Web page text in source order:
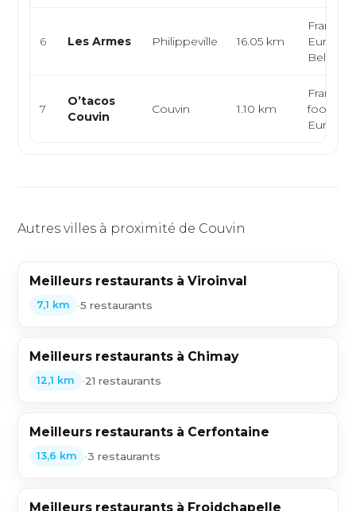
6 Les Armes Philippeville 16.05 km
Belge
7
O’tacos
Couvin
Couvin 1.10 km
food,
Autres villes à proximité de Couvin
Meilleurs restaurants à Viroinval
7,1 km •5 restaurants
Meilleurs restaurants à Chimay
12,1 km •21 restaurants
Meilleurs restaurants à Cerfontaine
13,6 km •3 restaurants
Meilleurs restaurants à Froidchapelle